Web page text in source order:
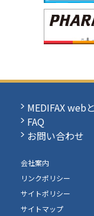
MEDIFAX web
FAQ
お問い合わせ
会社案内
リンクポリシー
サイトポリシー
サイトマップ